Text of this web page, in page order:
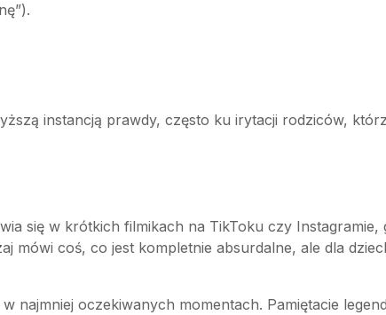
instancją prawdy, często ku irytacji rodziców,
się w krótkich filmikach na TikToku czy Instagramie,
mówi coś, co jest kompletnie absurdalne, ale dla
najmniej oczekiwanych momentach. Pamiętacie